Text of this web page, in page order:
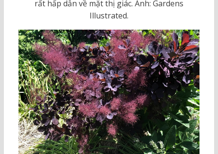
rất hấp dẫn về mặt thị giác. Ảnh: Gardens
Illustrated.